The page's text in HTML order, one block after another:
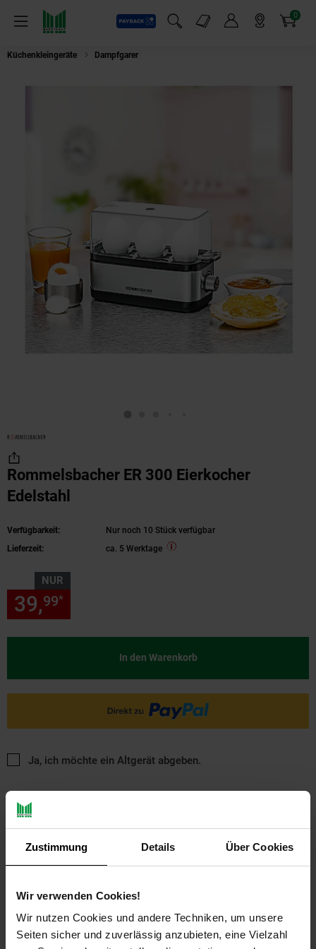
Zustimmung Details Über Cookies
Wir verwenden Cookies!
Wir nutzen Cookies und andere Techniken, um unsere
Seiten sicher und zuverlässig anzubieten, eine Vielzahl
Menü
Payback
Suchfeld einblenden
Markt-Angebote 0
Artikel
Küchenkleingeräte Dampfgarer
Rommelsbacher ER 300 Eierkocher
Edelstahl
Verfügbarkeit:
Nur noch 10 Stück verfügbar
Lieferzeit:
ca. 5 Werktage
NUR
39,99*
In den Warenkorb
Ja, ich möchte ein Altgerät abgeben.
PAYBACK
Payback Punkte Basis°Punkte:
19